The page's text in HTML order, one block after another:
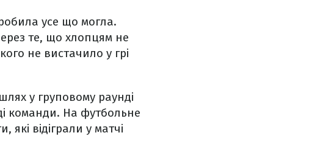
усе що могла.
те, що хлопцям не
не вистачило у грі
у груповому раунді
команди. На футбольне
які відіграли у матчі